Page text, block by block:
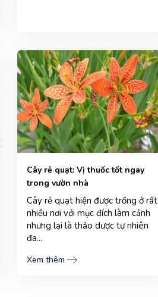
Cây rẻ quạt: Vị thuốc tốt ngay
trong vườn nhà
Cây rẻ quạt hiện được trồng ở rất
nhiều nơi với mục đích làm cảnh
nhưng lại là thảo dược tự nhiên
đa...
Xem thêm